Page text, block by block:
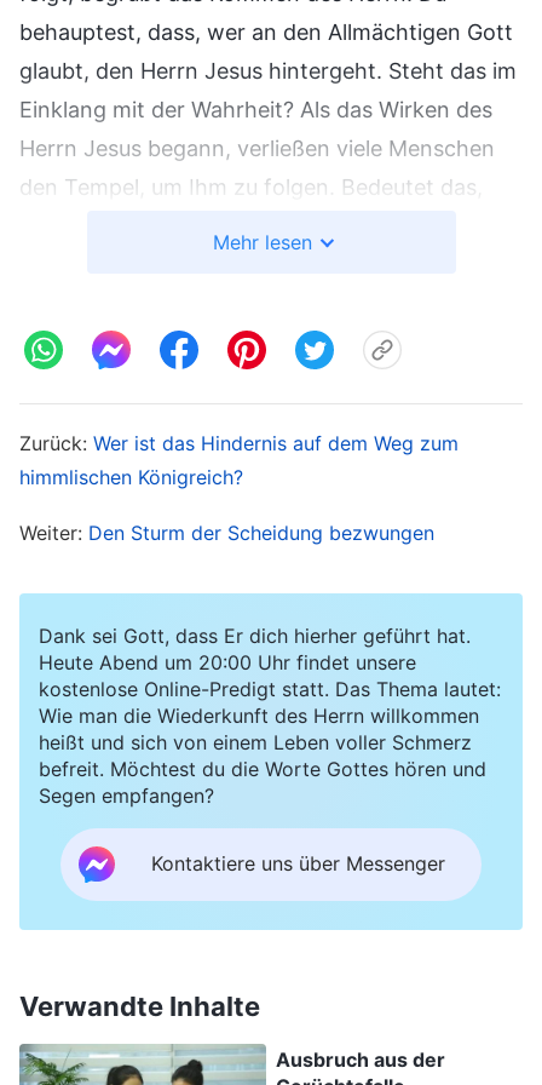
behauptest, dass, wer an den Allmächtigen Gott
glaubt, den Herrn Jesus hintergeht. Steht das im
Einklang mit der Wahrheit? Als das Wirken des
Herrn Jesus begann, verließen viele Menschen
den Tempel, um Ihm zu folgen. Bedeutet das,
Jehova vollbracht hatte, unterschied, und sich
sie an den Herrn Jesus glaubten, haben sie Gott
Jehova nicht hintergangen, sondern sie folgten
den Schritten des Lamms und erwirkten Gottes
nicht akzeptierten, diejenigen, die Gott im Stich
gelassen und Ihn hintergangen haben. Das Werk
des Allmächtigen Gottes unterscheidet sich von
dem des Herrn Jesus, und Gottes Name hat sich
geändert, aber Sie sind ein Gott. Gott verrichtet
nur verschiedene Werke in verschiedenen
Zeitaltern. Der Herr Jesus verrichtete das Werk
der Erlösung im Zeitalter der Gnade, bei dem nur
nicht die sündhafte Natur der Menschen.
Deshalb versprach Er, dass Er wiederkommen
würde, um das Werk des Gerichts zu vollbringen.
Mehr lesen
Zurück: Wer ist das Hindernis auf dem Weg zum
himmlischen Königreich?
Weiter: Den Sturm der Scheidung bezwungen
Dank sei Gott, dass Er dich hierher geführt hat.
Heute Abend um 20:00 Uhr findet unsere
kostenlose Online-Predigt statt. Das Thema lautet:
Wie man die Wiederkunft des Herrn willkommen
heißt und sich von einem Leben voller Schmerz
befreit. Möchtest du die Worte Gottes hören und
Segen empfangen?
Kontaktiere uns über Messenger
Verwandte Inhalte
Ausbruch aus der